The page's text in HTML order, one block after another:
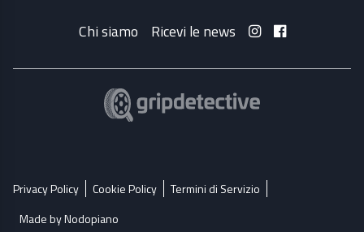
Chi siamo Ricevi le news
Privacy Policy Cookie Policy
Termini di Servizio
Made by Nodopiano